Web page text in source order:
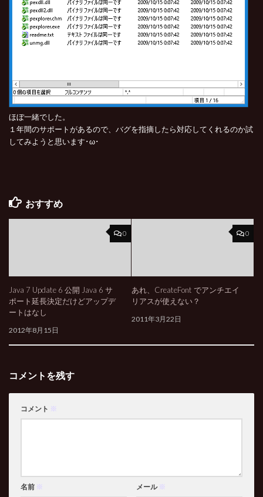
ほぼ一緒でした。
１年間のサポートがあるので、バグを指摘したら対応してくれるのか試
してみようと思います･ω･
おすすめ
0
Java 7 Update 6 公開 Java 6 サ
ポート延長決定だけどアップデ
ートはなし
2012年8月15日
0
あれ、CreateFont でアンチエイ
リアスが使えない？
2011年3月22日
コメントを残す
コメント ※
名前 ※ メール ※